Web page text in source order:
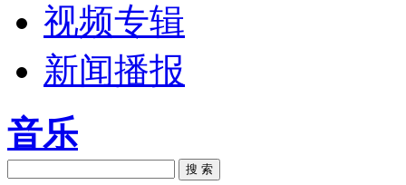
视频专辑
新闻播报
音乐
搜 索